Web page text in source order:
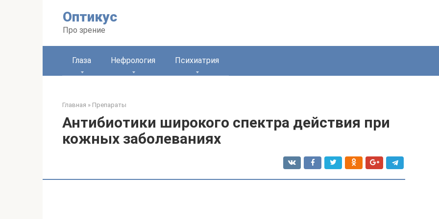
Оптикус
Про зрение
Глаза Нефрология Психиатрия
Главная » Препараты
Антибиотики широкого спектра действия при
кожных заболеваниях